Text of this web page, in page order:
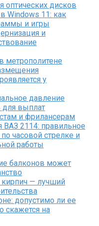
оптических дисков
Windows 11: как
и игры
и
метрополитене
у
давление
для выплат
и фрилансерам
ВАЗ 2114: правильное
часовой стрелке и
работы
балконов может
— лучший
допустимо ли ее
скажется на